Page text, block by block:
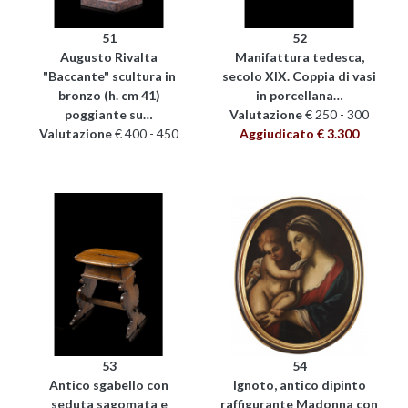
51
Augusto Rivalta
"Baccante" scultura in
bronzo (h. cm 41)
poggiante su…
Valutazione€ 400 - 450
52
Manifattura tedesca,
secolo XIX. Coppia di vasi
in porcellana…
Valutazione€ 250 - 300
Aggiudicato € 3.300
53
Antico sgabello con
seduta sagomata e
54
Ignoto, antico dipinto
raffigurante Madonna con